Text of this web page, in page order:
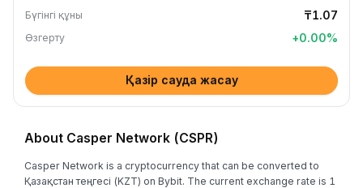
Бүгінгі құны ₸1.07
Өзгерту +0.00%
Қазір сауда жасау
About Casper Network (CSPR)
Casper Network is a cryptocurrency that can be converted to
Қазақстан теңгесі (KZT) on Bybit. The current exchange rate is 1